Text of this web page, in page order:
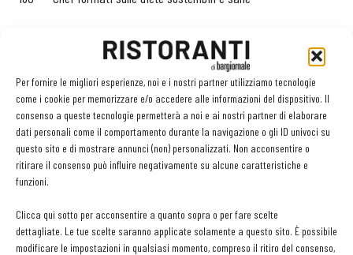
Per fornire le migliori esperienze, noi e i nostri partner utilizziamo tecnologie
come i cookie per memorizzare e/o accedere alle informazioni del dispositivo. Il
consenso a queste tecnologie permetterà a noi e ai nostri partner di elaborare
dati personali come il comportamento durante la navigazione o gli ID univoci su
questo sito e di mostrare annunci (non) personalizzati. Non acconsentire o
ritirare il consenso può influire negativamente su alcune caratteristiche e
funzioni.
Clicca qui sotto per acconsentire a quanto sopra o per fare scelte
dettagliate. Le tue scelte saranno applicate solamente a questo sito. È possibile
modificare le impostazioni in qualsiasi momento, compreso il ritiro del consenso,
100+ Chef partecipanti alla prima edizione dell’Award
500 Chef che utilizzano il tool digitale per progettare menu
smart per il clima
1K Stakeholder informati nel settore alimentare
10K Cittadini europei informati sul progetto